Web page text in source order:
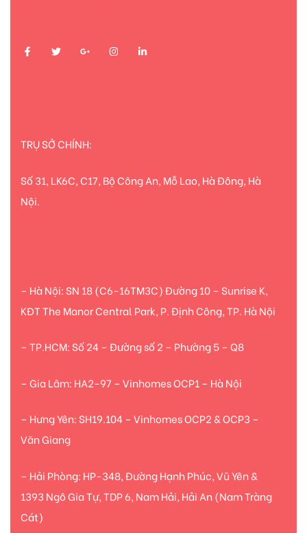
TRỤ SỞ CHÍNH:
Số 31, LK6C, C17, Bộ Công An, Mỗ Lao, Hà Đông, Hà
Nội.
– Hà Nội: SN 18 (C6-16TM3C) Đường 10 – Sunrise K,
KĐT The Manor Central Park, P. Định Công, TP. Hà Nội
– TP.HCM: Số 24 – Đường số 2 – Phường 5 – Q8
– Gia Lâm: HA2-97 – Vinhomes OCP1 – Hà Nội
– Hưng Yên: SH19.104 – Vinhomes OCP2 & OCP3 –
Văn Giang
– Hải Phòng: HP-348, Đường Hạnh Phúc, Vũ Yên &
1393 Ngô Gia Tự, TDP 6, Nam Hải, Hải An (Nam Tràng
Cát)